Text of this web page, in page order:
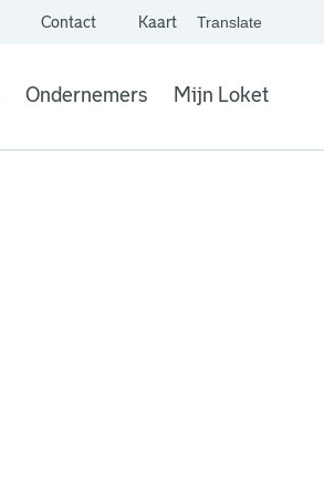
Contact Kaart
. Link opent een
Translate
website,
Vertaal
Ondernemers Mijn Loket
. Link opent een